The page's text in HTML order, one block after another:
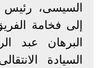
السيسى، رئيس
إلى فخامة
البرهان عبد
السيادة